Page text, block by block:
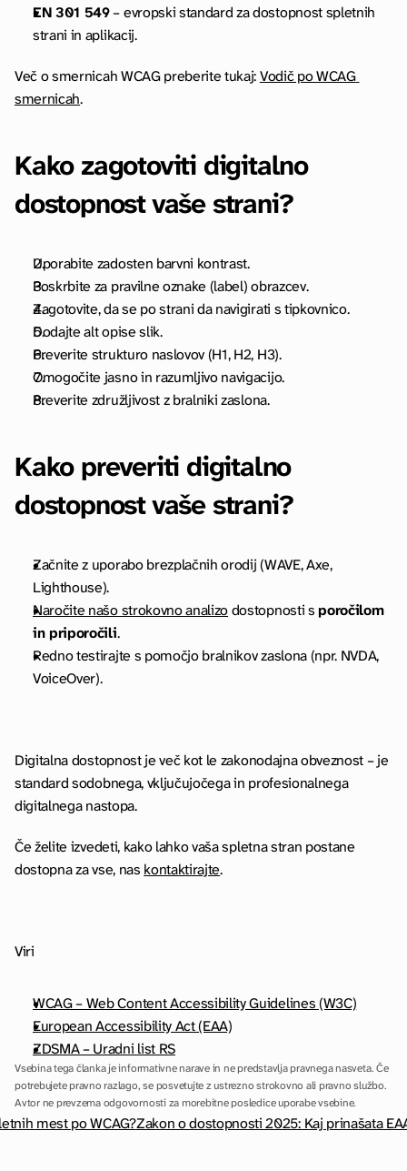
EN 301 549 – evropski standard za dostopnost spletnih
strani in aplikacij.
Več o smernicah WCAG preberite tukaj: Vodič po WCAG
smernicah.
Kako zagotoviti digitalno
dostopnost vaše strani?
Uporabite zadosten barvni kontrast.
Poskrbite za pravilne oznake (label) obrazcev.
Zagotovite, da se po strani da navigirati s tipkovnico.
Dodajte alt opise slik.
Preverite strukturo naslovov (H1, H2, H3).
Omogočite jasno in razumljivo navigacijo.
Preverite združljivost z bralniki zaslona.
Kako preveriti digitalno
dostopnost vaše strani?
Začnite z uporabo brezplačnih orodij (WAVE, Axe,
Lighthouse).
Naročite našo strokovno analizo dostopnosti s poročilom
in priporočili.
Redno testirajte s pomočjo bralnikov zaslona (npr. NVDA,
VoiceOver).
Digitalna dostopnost je več kot le zakonodajna obveznost – je
standard sodobnega, vključujočega in profesionalnega
digitalnega nastopa.
Če želite izvedeti, kako lahko vaša spletna stran postane
dostopna za vse, nas kontaktirajte.
Viri
WCAG – Web Content Accessibility Guidelines (W3C)
European Accessibility Act (EAA)
ZDSMA – Uradni list RS
Vsebina tega članka je informativne narave in ne predstavlja pravnega nasveta. Če
potrebujete pravno razlago, se posvetujte z ustrezno strokovno ali pravno službo.
Avtor ne prevzema odgovornosti za morebitne posledice uporabe vsebine.
mest po WCAG?Zakon o dostopnosti 2025: Kaj prinašata